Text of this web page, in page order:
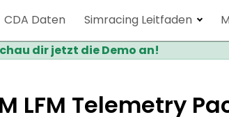
CDA Daten Simracing Leitfaden
dir jetzt die Demo an!
LFM Telemetry